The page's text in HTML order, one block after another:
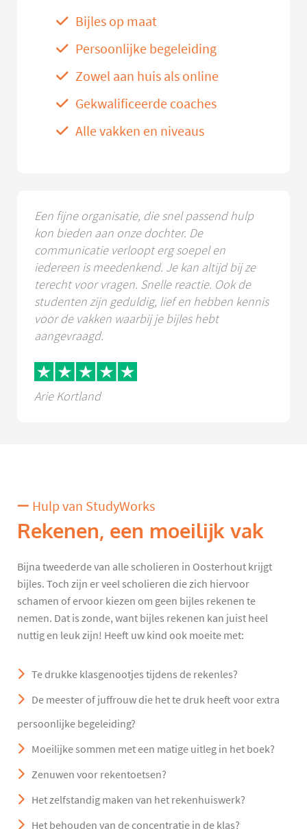
Bijles op maat
Persoonlijke begeleiding
Zowel aan huis als online
Gekwalificeerde coaches
Alle vakken en niveaus
Een fijne organisatie, die snel passend hulp
kon bieden aan onze dochter. De
communicatie verloopt erg soepel en
iedereen is meedenkend. Je kan altijd bij ze
terecht voor vragen. Snelle reactie. Ook de
studenten zijn geduldig, lief en hebben kennis
voor de vakken waarbij je bijles hebt
aangevraagd.
Arie Kortland
Hulp van StudyWorks
Rekenen, een moeilijk vak
Bijna tweederde van alle scholieren in Oosterhout krijgt
bijles. Toch zijn er veel scholieren die zich hiervoor
schamen of ervoor kiezen om geen bijles rekenen te
nemen. Dat is zonde, want bijles rekenen kan juist heel
nuttig en leuk zijn! Heeft uw kind ook moeite met:
Te drukke klasgenootjes tijdens de rekenles?
De meester of juffrouw die het te druk heeft voor extra
persoonlijke begeleiding?
Moeilijke sommen met een matige uitleg in het boek?
Zenuwen voor rekentoetsen?
Het zelfstandig maken van het rekenhuiswerk?
Het behouden van de concentratie in de klas?